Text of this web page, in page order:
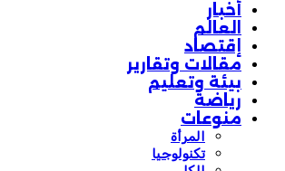
أخبار
العالم
إقتصاد
مقالات وتقارير
بيئة وتعليم
رياضة
منوعات
المرأة
تكنولوجيا